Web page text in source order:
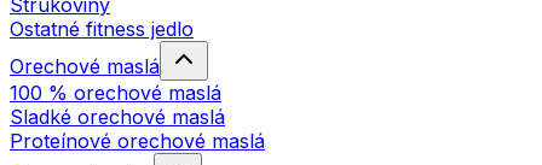
Strukoviny
Ostatné fitness jedlo
Orechové maslá
100 % orechové maslá
Sladké orechové maslá
Proteínové orechové maslá